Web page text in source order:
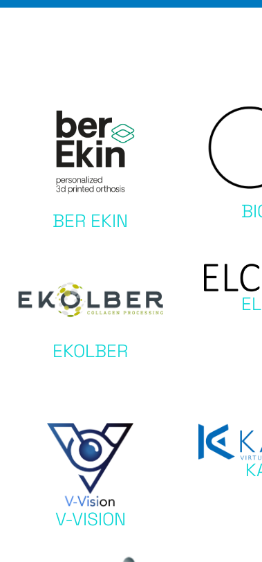
BER EKIN
EKOLBER
V-VISION